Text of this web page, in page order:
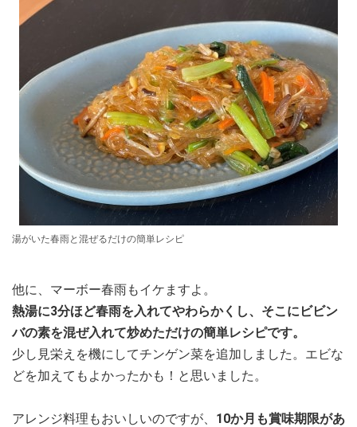
湯がいた春雨と混ぜるだけの簡単レシピ
他に、マーボー春雨もイケますよ。
熱湯に3分ほど春雨を入れてやわらかくし、そこにビビン
バの素を混ぜ入れて炒めただけの簡単レシピです。
少し見栄えを機にしてチンゲン菜を追加しました。エビな
どを加えてもよかったかも！と思いました。
アレンジ料理もおいしいのですが、 10か月も賞味期限があ